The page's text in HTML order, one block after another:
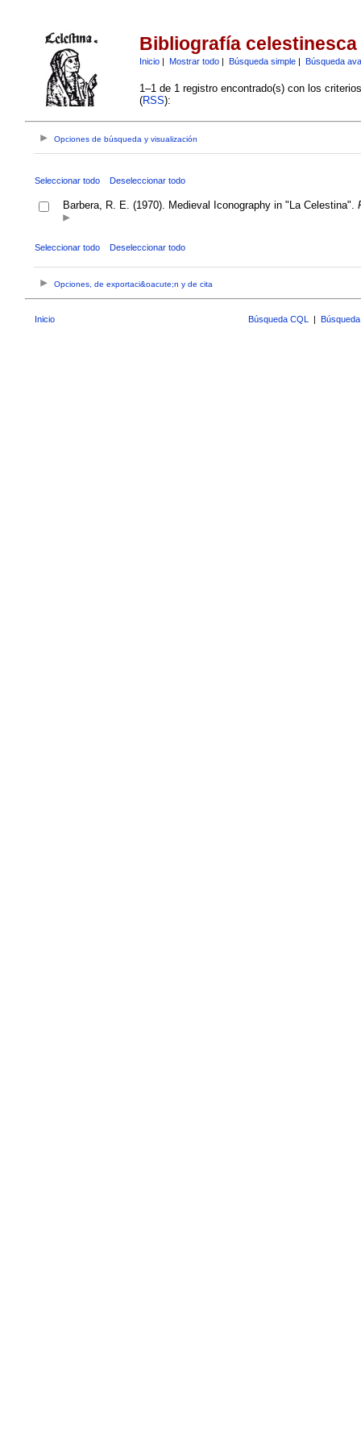
Bibliografía celestinesca
Inicio| Mostrar todo| Búsqueda simple| Búsqueda
1–1 de 1 registro encontrado(s) con los
(RSS):
Opciones de búsqueda y visualización
Seleccionar todo Deseleccionar todo
Barbera, R. E. (1970). Medieval Iconography in "La Celestina".
Seleccionar todo Deseleccionar todo
Opciones, de exportaci&oacute;n y de cita
Inicio Búsqueda CQL |